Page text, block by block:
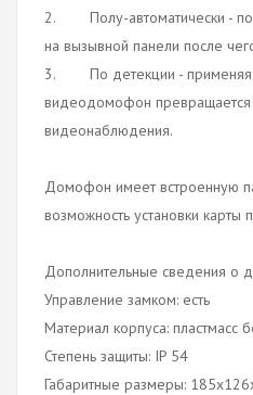
2. Полу-автоматически -
на вызывной панели после
3. По детекции - применяя
видеодомофон превращается
видеонаблюдения.
Домофон имеет встроенную
возможность установки карты
Дополнительные сведения о
Управление замком: есть
Материал корпуса: пластмасс
Степень защиты: IP 54
Габаритные размеры: